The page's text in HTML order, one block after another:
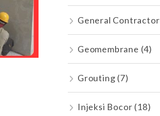
General Contractor
Geomembrane (4)
Grouting (7)
Injeksi Bocor (18)